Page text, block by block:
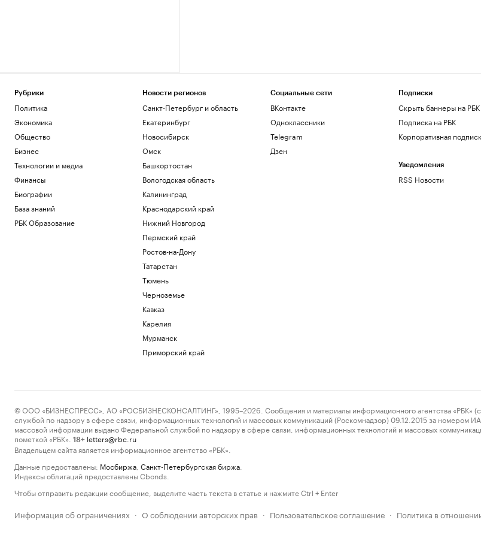
Рубрики
Политика
Экономика
Общество
Бизнес
Технологии и медиа
Финансы
Биографии
База знаний
РБК Образование
Новости регионов
Санкт-Петербург и область
Екатеринбург
Новосибирск
Омск
Башкортостан
Вологодская область
Калининград
Краснодарский край
Нижний Новгород
Пермский край
Ростов-на-Дону
Татарстан
Тюмень
Черноземье
Кавказ
Карелия
Мурманск
Приморский край
Социальные сети
ВКонтакте
Одноклассники
Telegram
Дзен
Подписки
Скрыть баннеры на РБК
Подписка на РБК
Корпоративная
Уведомления
RSS Новости
© ООО «БИЗНЕСПРЕСС», АО «РОСБИЗНЕСКОНСАЛТИНГ», 1995–2026. Сообщения и материалы информационного агентства «РБК»
службой по надзору в сфере связи, информационных технологий и массовых коммуникаций (Роскомнадзор) 09.12.2015 за номером
массовой информации выдано Федеральной службой по надзору в сфере связи, информационных технологий и массовых
пометкой «РБК».
18+ letters@rbc.ru
Владельцем сайта является информационное агентство «РБК».
Данные предоставлены: Мосбиржа Санкт-Петербургская биржа
Индексы облигаций предоставлены Cbonds.
Чтобы отправить редакции сообщение, выделите часть текста в статье и нажмите Ctrl + Enter
Информация об ограничениях · О соблюдении авторских прав · Пользовательское соглашение · Политика в